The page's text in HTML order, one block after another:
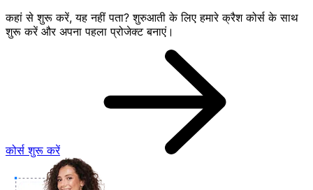
कहां से शुरू करें, यह नहीं पता? शुरुआती के लिए हमारे क्रैश कोर्स के साथ
शुरू करें और अपना पहला प्रोजेक्ट बनाएं।
कोर्स शुरू करें